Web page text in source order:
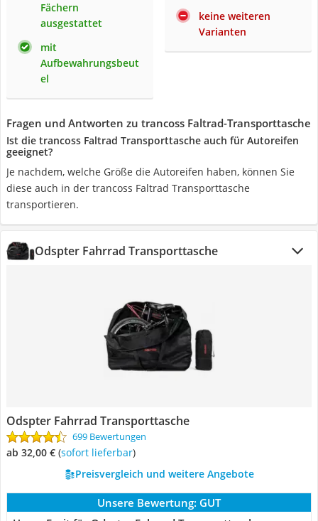
Fächern
ausgestattet
mit
Aufbewahrungsbeut
el
keine weiteren
Varianten
Fragen und Antworten zu trancoss Faltrad-Transporttasche
Ist die trancoss Faltrad Transporttasche auch für Autoreifen
geeignet?
Je nachdem, welche Größe die Autoreifen haben, können Sie
diese auch in der trancoss Faltrad Transporttasche
transportieren.
Odspter Fahrrad Transporttasche
Odspter Fahrrad Transporttasche
699 Bewertungen
ab 32,00 € ( Sofort lieferbar)
Preisvergleich und weitere Angebote
Unsere Bewertung: GUT